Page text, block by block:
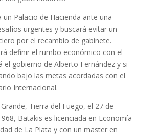
un Palacio de Hacienda ante una
urgentes y buscará evitar un
por el recambio de gabinete.
definir el rumbo económico con el
el gobierno de Alberto Fernández y si
bajo las metas acordadas con el
Internacional.
Tierra del Fuego, el 27 de
Batakis es licenciada en Economía
de La Plata y con un master en